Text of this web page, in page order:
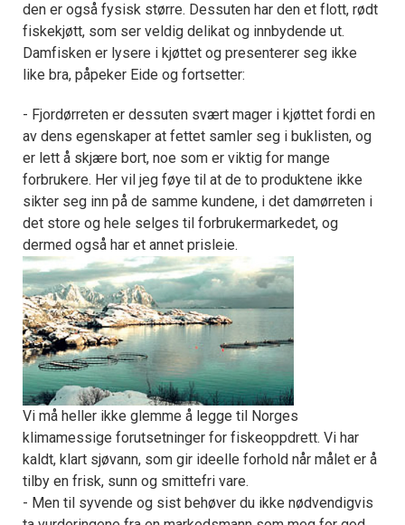
den er også fysisk større. Dessuten har den et flott, rødt
fiskekjøtt, som ser veldig delikat og innbydende ut.
Damfisken er lysere i kjøttet og presenterer seg ikke
like bra, påpeker Eide og fortsetter:
- Fjordørreten er dessuten svært mager i kjøttet fordi en
av dens egenskaper at fettet samler seg i buklisten, og
er lett å skjære bort, noe som er viktig for mange
forbrukere. Her vil jeg føye til at de to produktene ikke
sikter seg inn på de samme kundene, i det damørreten i
det store og hele selges til forbrukermarkedet, og
dermed også har et annet prisleie.
Vi må heller ikke glemme å legge til Norges
klimamessige forutsetninger for fiskeoppdrett. Vi har
kaldt, klart sjøvann, som gir ideelle forhold når målet er å
tilby en frisk, sunn og smittefri vare.
- Men til syvende og sist behøver du ikke nødvendigvis